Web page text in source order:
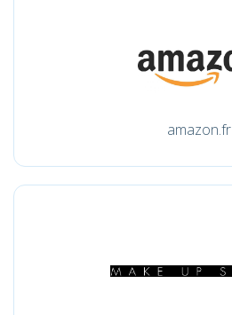
amazon.fr